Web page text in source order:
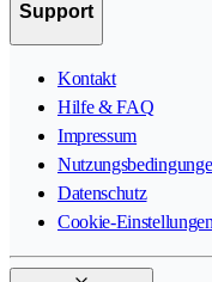
Support
Kontakt
Hilfe & FAQ
Impressum
Datenschutz
Cookie-Einstellungen